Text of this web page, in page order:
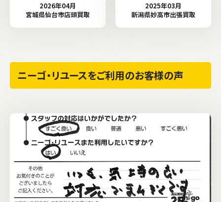
2026年04月
宮城県仙台市店頭買取
2025年03月
新潟県妙高市出張買取
ニーゴ・リユースをご利用のお客様の声